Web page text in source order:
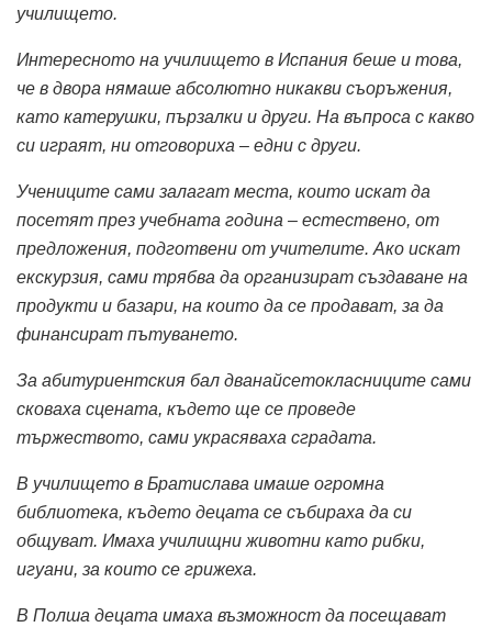
училището.
Интересното на училището в Испания беше и това,
че в двора нямаше абсолютно никакви съоръжения,
като катерушки, пързалки и други. На въпроса с какво
си играят, ни отговориха – едни с други.
Учениците сами залагат места, които искат да
посетят през учебната година – естествено, от
предложения, подготвени от учителите. Ако искат
екскурзия, сами трябва да организират създаване на
продукти и базари, на които да се продават, за да
финансират пътуването.
За абитуриентския бал дванайсетокласниците сами
сковаха сцената, където ще се проведе
тържеството, сами украсяваха сградата.
В училището в Братислава имаше огромна
библиотека, където децата се събираха да си
общуват. Имаха училищни животни като рибки,
игуани, за които се грижеха.
В Полша децата имаха възможност да посещават